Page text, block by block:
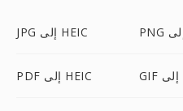
JPG إلى HEIC
PDF إلى HEIC